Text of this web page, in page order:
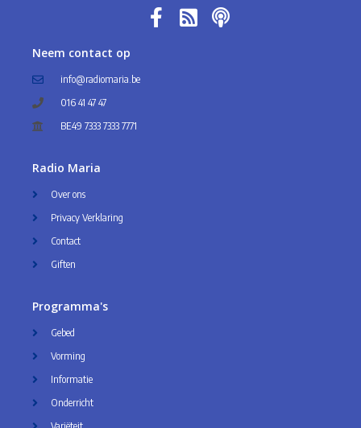
Neem contact op
info@radiomaria.be
016 41 47 47
BE49 7333 7333 7771
Radio Maria
Over ons
Privacy Verklaring
Contact
Giften
Programma's
Gebed
Vorming
Informatie
Onderricht